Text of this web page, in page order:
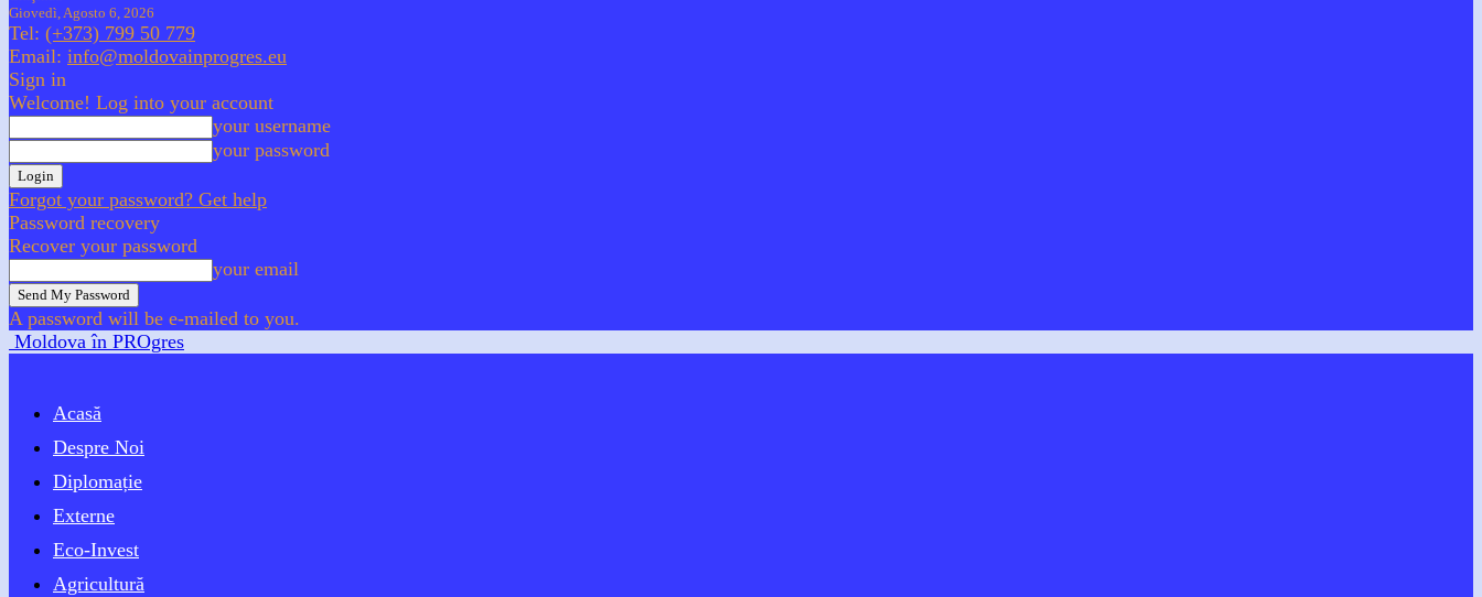
Giovedì, Agosto 6, 2026
Tel: (+373) 799 50 779
Email: info@moldovainprogres.eu
Sign in
Welcome! Log into your account
your username
your password
Forgot your password? Get help
Password recovery
Recover your password
your email
A password will be e-mailed to you.
Moldova în PROgres
Acasă
Despre Noi
Diplomație
Externe
Eco-Invest
Agricultură